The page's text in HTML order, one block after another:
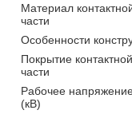
Материал
части
Особенности
Покрытие контактной
части
Рабочее
(кВ)